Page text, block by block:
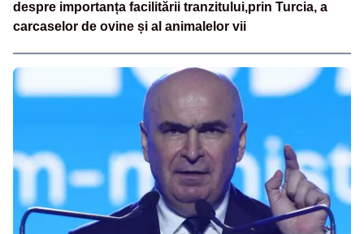
despre importanța facilitării tranzitului,prin Turcia, a
carcaselor de ovine și al animalelor vii